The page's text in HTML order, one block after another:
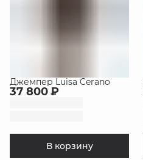
Джемпер Luisa Cerano
37 800 ₽
В корзину